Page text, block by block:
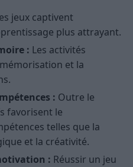
jeux captivent
plus attrayant.
: Les activités
et la
: Outre le
favorisent le
telles que la
et la créativité.
: Réussir un jeu